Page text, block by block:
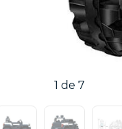
1 de 7